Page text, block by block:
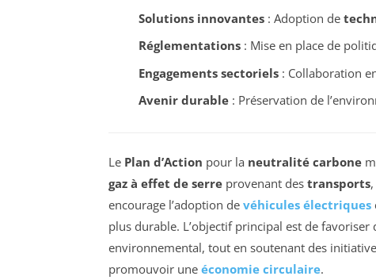
Solutions innovantes: Adoption de
Réglementations: Mise en place de
Engagements sectoriels: Collaboration
Avenir durable: Préservation de
Le Plan d’Action pour la neutralité carbone
gaz à effet de serre provenant des transports
encourage l’adoption de véhicules électriques
plus durable. L’objectif principal est de
environnemental, tout en soutenant des
promouvoir une économie circulaire.